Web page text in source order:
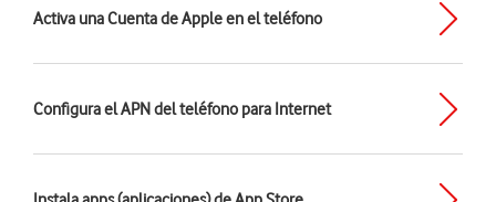
Activa una Cuenta de Apple en el teléfono
Configura el APN del teléfono para Internet